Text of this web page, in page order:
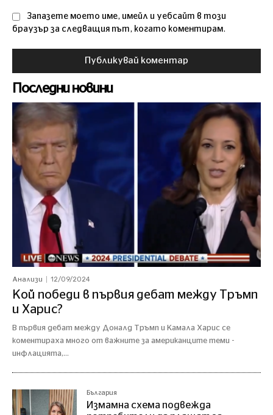
Запазете моето име, имейл и уебсайт в този
браузър за следващия път, когато коментирам.
Последни новини
Анализи 12/09/2024
Кой победи в първия дебат между Тръмп
и Харис?
В първия дебат между Доналд Тръмп и Камала Харис се
коментираха много от важните за американците теми -
инфлацията,...
България
Измамна схема подвежда